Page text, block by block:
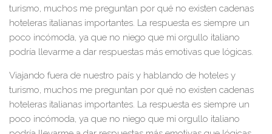
turismo, muchos me preguntan por qué no existen cadenas
hoteleras italianas importantes. La respuesta es siempre un
poco incómoda, ya que no niego que mi orgullo italiano
podría llevarme a dar respuestas más emotivas que lógicas.
Viajando fuera de nuestro país y hablando de hoteles y
turismo, muchos me preguntan por qué no existen cadenas
hoteleras italianas importantes. La respuesta es siempre un
poco incómoda, ya que no niego que mi orgullo italiano